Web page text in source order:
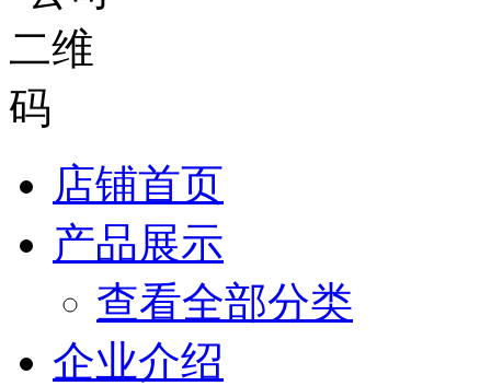
店铺首页
产品展示
查看全部分类
企业介绍